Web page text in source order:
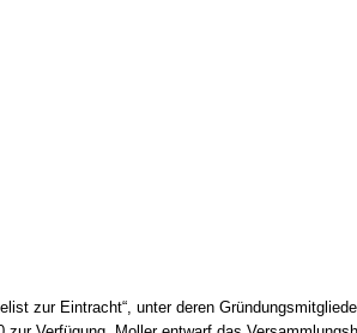
zur Eintracht“, unter deren